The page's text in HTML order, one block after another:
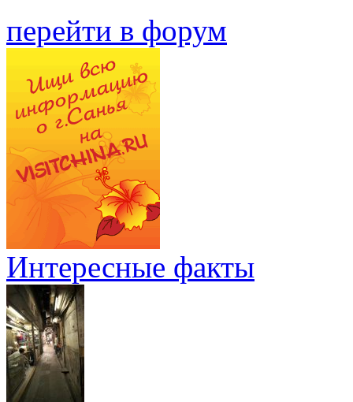
перейти в форум
Интересные факты